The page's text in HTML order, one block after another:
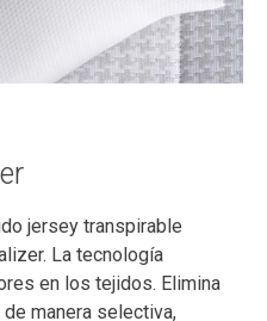
jersey transpirable
La tecnología
en los tejidos. Elimina
manera selectiva,